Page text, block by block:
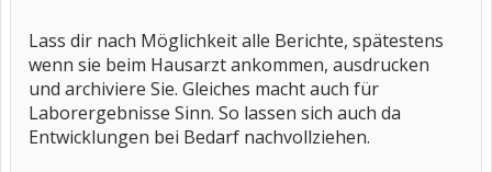
Lass dir nach Möglichkeit alle Berichte, spätestens
wenn sie beim Hausarzt ankommen, ausdrucken
und archiviere Sie. Gleiches macht auch für
Laborergebnisse Sinn. So lassen sich auch da
Entwicklungen bei Bedarf nachvollziehen.